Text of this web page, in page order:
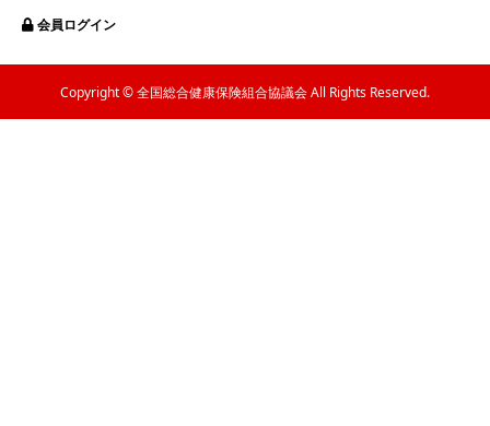
会員ログイン
Copyright © 全国総合健康保険組合協議会 All Rights Reserved.